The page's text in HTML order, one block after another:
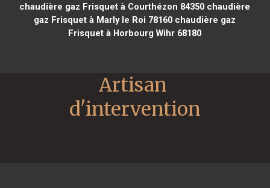
chaudière gaz Frisquet à Courthézon 84350 chaudière
gaz Frisquet à Marly le Roi 78160 chaudière gaz
Frisquet à Horbourg Wihr 68180
Artisan
d'intervention